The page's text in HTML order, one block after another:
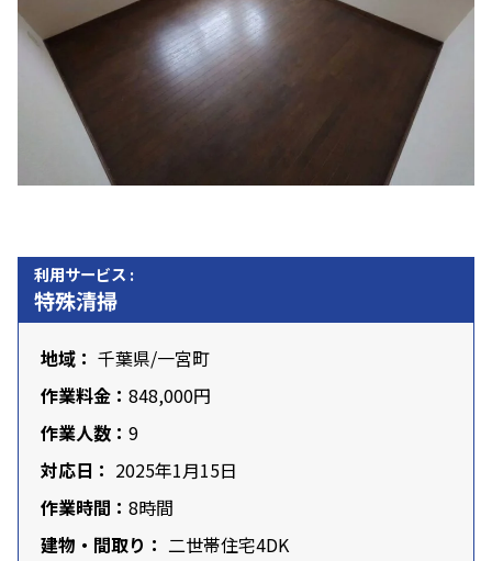
利用サービス :
特殊清掃
地域： 千葉県/一宮町
作業料金： 848,000円
作業人数： 9
対応日： 2025年1月15日
作業時間： 8時間
建物・間取り： 二世帯住宅4DK